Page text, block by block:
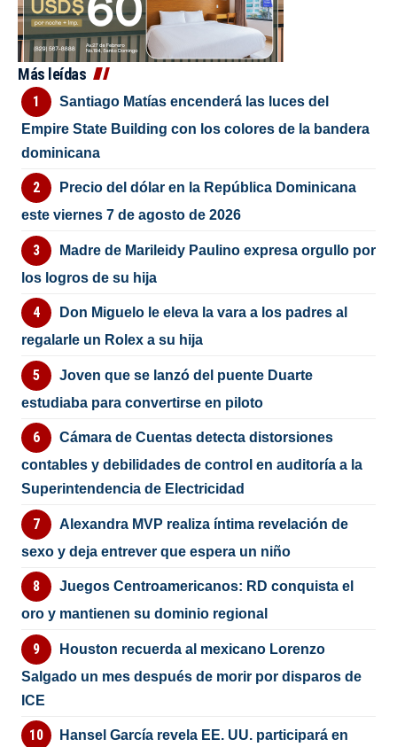
Más leídas
Santiago Matías encenderá las luces del
Empire State Building con los colores de la bandera
dominicana
Precio del dólar en la República Dominicana
este viernes 7 de agosto de 2026
Madre de Marileidy Paulino expresa orgullo por
los logros de su hija
Don Miguelo le eleva la vara a los padres al
regalarle un Rolex a su hija
Joven que se lanzó del puente Duarte
estudiaba para convertirse en piloto
Cámara de Cuentas detecta distorsiones
contables y debilidades de control en auditoría a la
Superintendencia de Electricidad
Alexandra MVP realiza íntima revelación de
sexo y deja entrever que espera un niño
Juegos Centroamericanos: RD conquista el
oro y mantienen su dominio regional
Houston recuerda al mexicano Lorenzo
Salgado un mes después de morir por disparos de
ICE
Hansel García revela EE. UU. participará en